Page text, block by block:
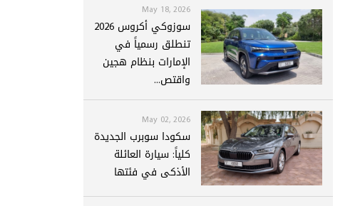
May 18, 2026
سوزوكي أكروس 2026
تنطلق رسمياً في
الإمارات بنظام هجين
واقتص...
May 02, 2026
سكودا سوبرب الجديدة
كلياً: سيارة العائلة
الأذكى في فئتها